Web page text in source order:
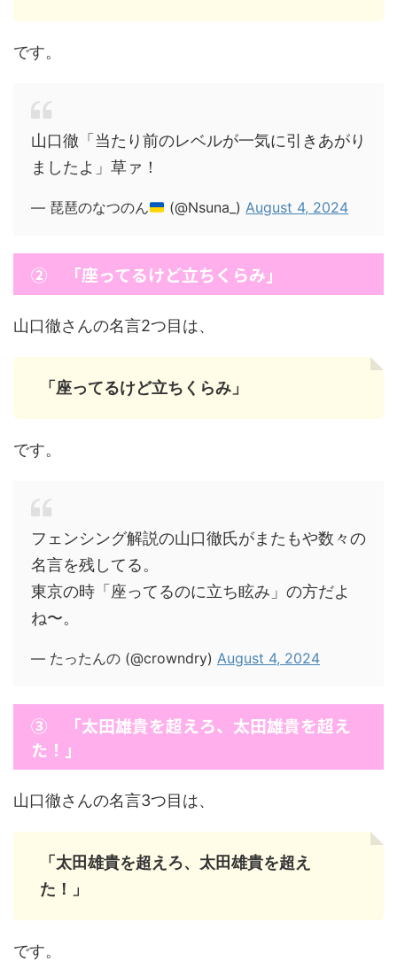
です。
山口徹「当たり前のレベルが一気に引きあがり
ましたよ」草ァ！
— 琵琶のなつのん (@Nsuna_)August 4, 2024
② 「座ってるけど立ちくらみ」
山口徹さんの名言2つ目は、
「座ってるけど立ちくらみ」
です。
フェンシング解説の山口徹氏がまたもや数々の
名言を残してる。
東京の時「座ってるのに立ち眩み」の方だよ
ね〜。
— たったんの (@crowndry) August 4, 2024
③ 「太田雄貴を超えろ、太田雄貴を超え
た！」
山口徹さんの名言3つ目は、
「太田雄貴を超えろ、太田雄貴を超え
た！」
です。